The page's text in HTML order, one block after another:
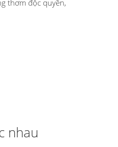
thơm độc quyền,
nhau